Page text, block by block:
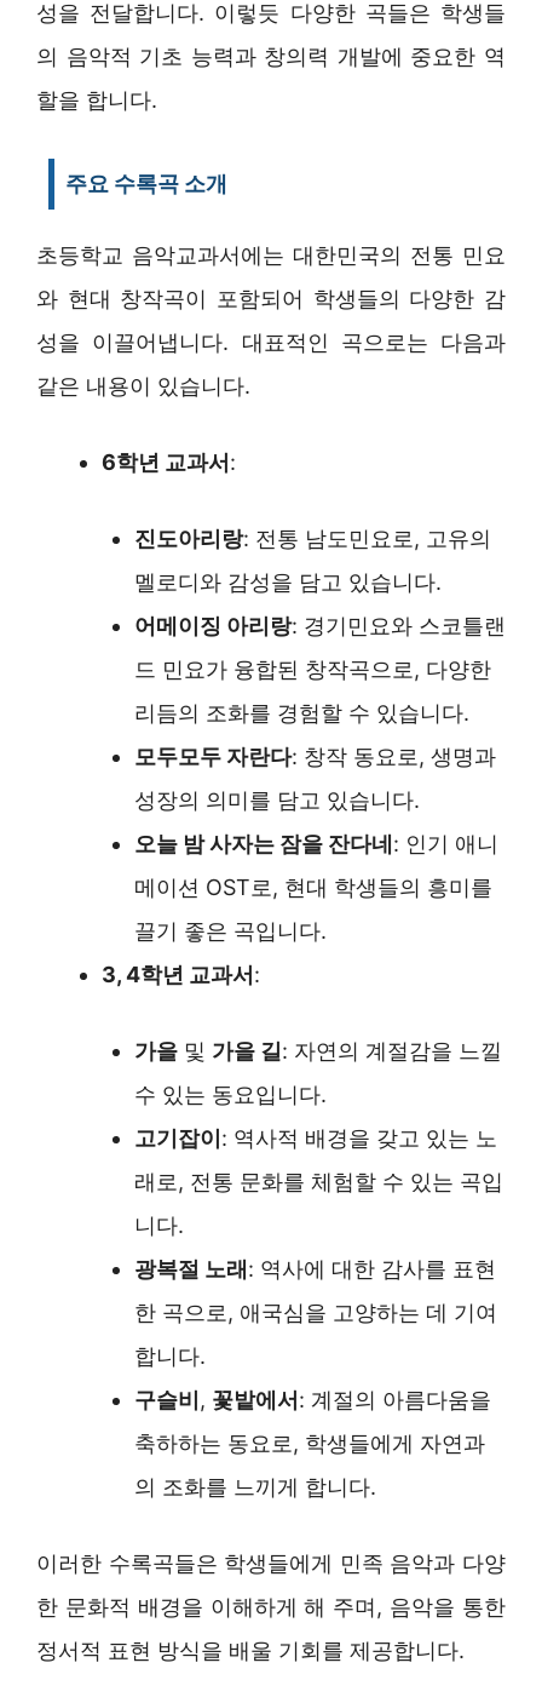
성을 전달합니다. 이렇듯 다양한 곡들은 학생들
의 음악적 기초 능력과 창의력 개발에 중요한 역
할을 합니다.
주요 수록곡 소개
초등학교 음악교과서에는 대한민국의 전통 민요
와 현대 창작곡이 포함되어 학생들의 다양한 감
성을 이끌어냅니다. 대표적인 곡으로는 다음과
같은 내용이 있습니다.
6학년 교과서:
진도아리랑: 전통 남도민요로, 고유의
멜로디와 감성을 담고 있습니다.
어메이징 아리랑: 경기민요와 스코틀랜
드 민요가 융합된 창작곡으로, 다양한
리듬의 조화를 경험할 수 있습니다.
모두모두 자란다: 창작 동요로, 생명과
성장의 의미를 담고 있습니다.
오늘 밤 사자는 잠을 잔다네: 인기 애니
메이션 OST로, 현대 학생들의 흥미를
끌기 좋은 곡입니다.
3, 4학년 교과서:
가을 및 가을 길: 자연의 계절감을 느낄
수 있는 동요입니다.
고기잡이: 역사적 배경을 갖고 있는 노
래로, 전통 문화를 체험할 수 있는 곡입
니다.
광복절 노래: 역사에 대한 감사를 표현
한 곡으로, 애국심을 고양하는 데 기여
합니다.
구슬비, 꽃밭에서: 계절의 아름다움을
축하하는 동요로, 학생들에게 자연과
의 조화를 느끼게 합니다.
이러한 수록곡들은 학생들에게 민족 음악과 다양
한 문화적 배경을 이해하게 해 주며, 음악을 통한
정서적 표현 방식을 배울 기회를 제공합니다.